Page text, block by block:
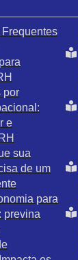
por
e
sua
de um
para
previna